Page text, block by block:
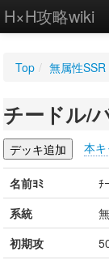
H×H攻略wiki
WIKI
設定
Top / 無属性SSR
チードル/
本
名前ﾖﾐ
ﾁ
系統
初期攻